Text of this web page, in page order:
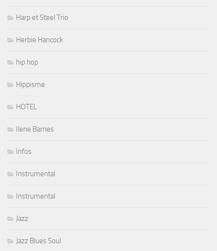
Harp et Steel Trio
Herbie Hancock
hip hop
Hippisme
HOTEL
Ilene Barnes
Infos
Instrumental
Instrumental
Jazz
Jazz Blues Soul